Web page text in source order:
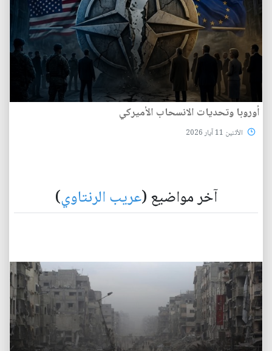
أوروبا وتحديات الانسحاب الأميركي
الأثنين 11 آيار 2026
آخر مواضيع (عريب الرنتاوي)